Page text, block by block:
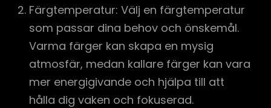
Färgtemperatur: Välj en färgtemperatur
som passar dina behov och önskemål.
Varma färger kan skapa en mysig
atmosfär, medan kallare färger kan vara
mer energigivande och hjälpa till att
hålla dig vaken och fokuserad.